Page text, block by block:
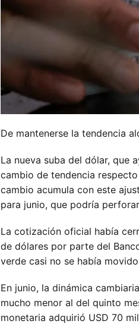
De mantenerse la tendencia
La nueva suba del dólar, que
cambio de tendencia
cambio acumula con este
para junio, que podría
La cotización oficial había
de dólares por parte del
verde casi no se había
En junio, la dinámica
mucho menor al del quinto
monetaria adquirió USD 70